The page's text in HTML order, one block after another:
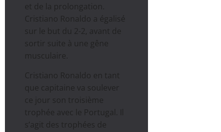
et de la prolongation.
Cristiano Ronaldo a égalisé
sur le but du 2-2, avant de
sortir suite à une gêne
musculaire.
Cristiano Ronaldo en tant
que capitaine va soulever
ce jour son troisième
trophée avec le Portugal. Il
s’agit des trophées de